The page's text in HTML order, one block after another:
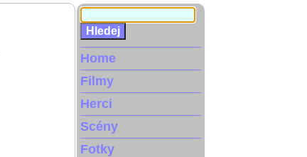
Home
Filmy
Herci
Scény
Fotky